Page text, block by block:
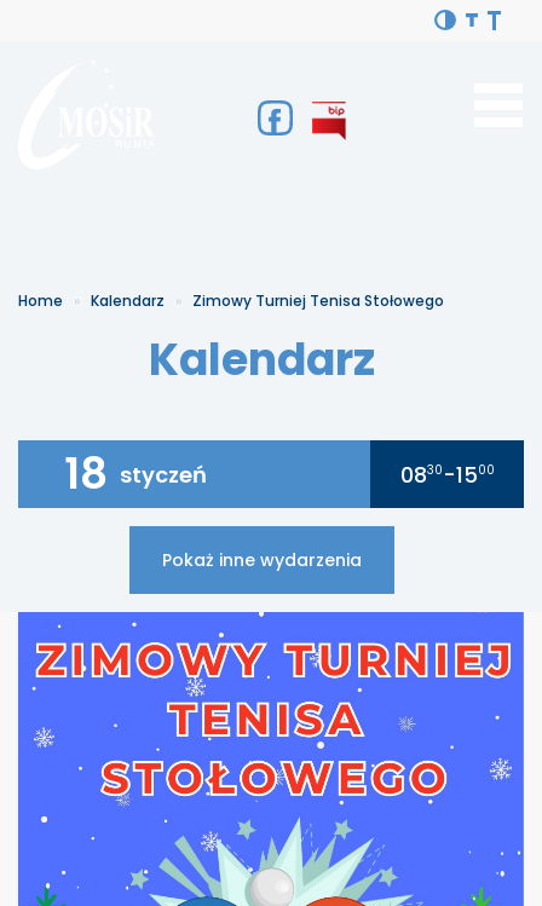
Home Kalendarz Zimowy Turniej Tenisa Stołowego
Kalendarz
18 styczeń 0830 -1500
Pokaż inne wydarzenia